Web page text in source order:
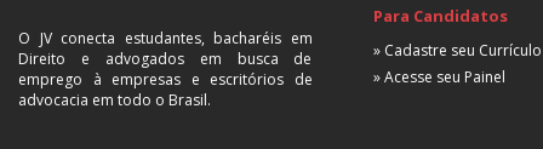
O JV conecta estudantes, bacharéis em
Direito e advogados em busca de
emprego à empresas e escritórios de
advocacia em todo o Brasil.
Para Candidatos
» Cadastre seu Currículo
» Acesse seu Painel